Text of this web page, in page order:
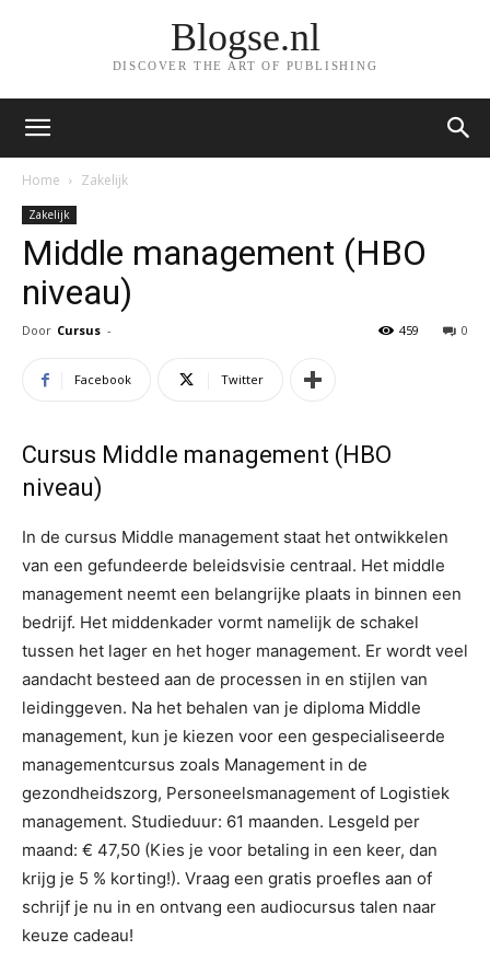
Blogse.nl
DISCOVER THE ART OF PUBLISHING
Home Zakelijk
Zakelijk
Middle management (HBO
niveau)
Door Cursus - 0
459
Facebook Twitter
Cursus Middle management (HBO
niveau)
In de cursus Middle management staat het ontwikkelen
van een gefundeerde beleidsvisie centraal. Het middle
management neemt een belangrijke plaats in binnen een
bedrijf. Het middenkader vormt namelijk de schakel
tussen het lager en het hoger management. Er wordt veel
aandacht besteed aan de processen in en stijlen van
leidinggeven. Na het behalen van je diploma Middle
management, kun je kiezen voor een gespecialiseerde
managementcursus zoals Management in de
gezondheidszorg, Personeelsmanagement of Logistiek
management. Studieduur: 61 maanden. Lesgeld per
maand: € 47,50 (Kies je voor betaling in een keer, dan
krijg je 5 % korting!). Vraag een gratis proefles aan of
schrijf je nu in en ontvang een audiocursus talen naar
keuze cadeau!